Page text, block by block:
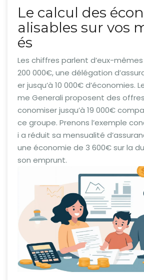
Le calcul des
alisables sur vos
és
Les chiffres parlent d’eux-
200 000€, une délégation
er jusqu’à 10 000€ d’économies.
me Generali proposent des
conomiser jusqu’à 19 000€
ce groupe. Prenons l’exemple
i a réduit sa mensualité
une économie de 3 600€ sur la
son emprunt.